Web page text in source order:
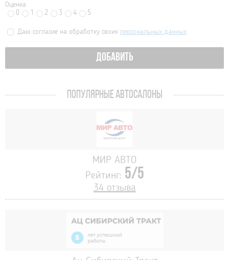
Оценка
0
1 2 3 4 5
Даю согласие на обработку своих персональных данных
ДОБАВИТЬ
ПОПУЛЯРНЫЕ АВТОСАЛОНЫ
МИР АВТО
Рейтинг: 5/5
34 отзыва